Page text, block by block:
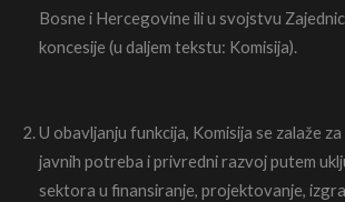
Bosne i Hercegovine ili u svojstvu
koncesije (u daljem tekstu: Komisija).
U obavljanju funkcija, Komisija se zalaže
javnih potreba i privredni razvoj putem
sektora u finansiranje, projektovanje,